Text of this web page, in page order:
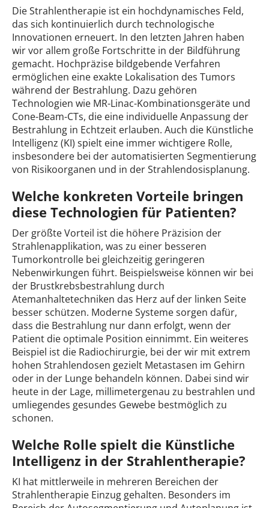
Die Strahlentherapie ist ein hochdynamisches Feld,
das sich kontinuierlich durch technologische
Innovationen erneuert. In den letzten Jahren haben
wir vor allem große Fortschritte in der Bildführung
gemacht. Hochpräzise bildgebende Verfahren
ermöglichen eine exakte Lokalisation des Tumors
während der Bestrahlung. Dazu gehören
Technologien wie MR-Linac-Kombinationsgeräte und
Cone-Beam-CTs, die eine individuelle Anpassung der
Bestrahlung in Echtzeit erlauben. Auch die Künstliche
Intelligenz (KI) spielt eine immer wichtigere Rolle,
insbesondere bei der automatisierten Segmentierung
von Risikoorganen und in der Strahlendosisplanung.
Welche konkreten Vorteile bringen
diese Technologien für Patienten?
Der größte Vorteil ist die höhere Präzision der
Strahlenapplikation, was zu einer besseren
Tumorkontrolle bei gleichzeitig geringeren
Nebenwirkungen führt. Beispielsweise können wir bei
der Brustkrebsbestrahlung durch
Atemanhaltetechniken das Herz auf der linken Seite
besser schützen. Moderne Systeme sorgen dafür,
dass die Bestrahlung nur dann erfolgt, wenn der
Patient die optimale Position einnimmt. Ein weiteres
Beispiel ist die Radiochirurgie, bei der wir mit extrem
hohen Strahlendosen gezielt Metastasen im Gehirn
oder in der Lunge behandeln können. Dabei sind wir
heute in der Lage, millimetergenau zu bestrahlen und
umliegendes gesundes Gewebe bestmöglich zu
schonen.
Welche Rolle spielt die Künstliche
Intelligenz in der Strahlentherapie?
KI hat mittlerweile in mehreren Bereichen der
Strahlentherapie Einzug gehalten. Besonders im